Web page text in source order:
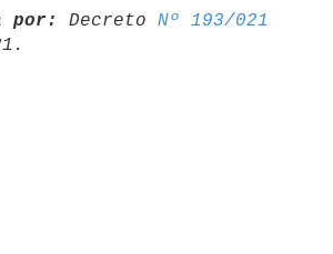
por: Decreto Nº 193/021